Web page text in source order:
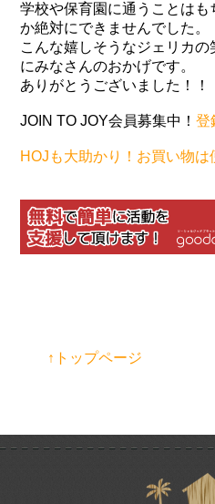
学校や保育園に通うことは
か絶対にできませんでした。
こんな嬉しそうなジェリカ
にみなさんのおかげです。
ありがとうございました！！
JOIN TO JOY会員募集中！登
HOJも大助かり！お買い物は
↑トップページ